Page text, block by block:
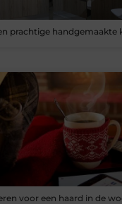
prachtige handgemaakte
voor een haard in de